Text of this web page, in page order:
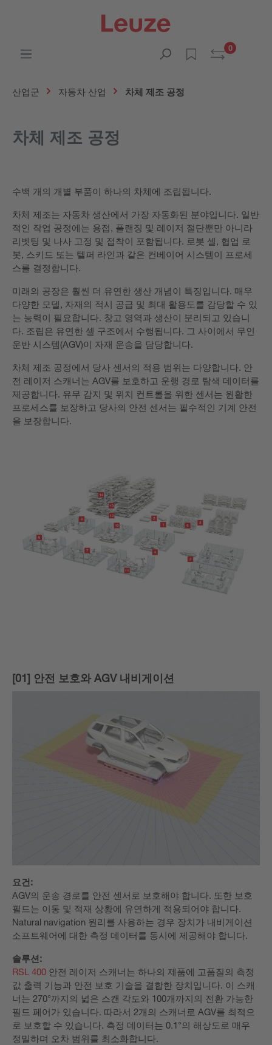
0
산업군 자동차 산업 차체 제조 공정
차체 제조 공정
수백 개의 개별 부품이 하나의 차체에 조립됩니다.
차체 제조는 자동차 생산에서 가장 자동화된 분야입니다. 일반
적인 작업 공정에는 용접, 플랜징 및 레이저 절단뿐만 아니라
리벳팅 및 나사 고정 및 접착이 포함됩니다. 로봇 셀, 협업 로
봇, 스키드 또는 텔퍼 라인과 같은 컨베이어 시스템이 프로세
스를 결정합니다.
미래의 공장은 훨씬 더 유연한 생산 개념이 특징입니다. 매우
다양한 모델, 자재의 적시 공급 및 최대 활용도를 감당할 수 있
는 능력이 필요합니다. 창고 영역과 생산이 분리되고 있습니
다. 조립은 유연한 셀 구조에서 수행됩니다. 그 사이에서 무인
운반 시스템(AGV)이 자재 운송을 담당합니다.
차체 제조 공정에서 당사 센서의 적용 범위는 다양합니다. 안
전 레이저 스캐너는 AGV를 보호하고 운행 경로 탐색 데이터를
제공합니다. 유무 감지 및 위치 컨트롤을 위한 센서는 원활한
프로세스를 보장하고 당사의 안전 센서는 필수적인 기계 안전
을 보장합니다.
[01] 안전 보호와 AGV 내비게이션
요건:
AGV의 운송 경로를 안전 센서로 보호해야 합니다. 또한 보호
필드는 이동 및 적재 상황에 유연하게 적용되어야 합니다.
Natural navigation 원리를 사용하는 경우 장치가 내비게이션
소프트웨어에 대한 측정 데이터를 동시에 제공해야 합니다.
솔루션:
RSL 400 안전 레이저 스캐너는 하나의 제품에 고품질의 측정
값 출력 기능과 안전 보호 기술을 결합한 장치입니다. 이 스캐
너는 270°까지의 넓은 스캔 각도와 100개까지의 전환 가능한
필드 페어가 있습니다. 따라서 2개의 스캐너로 AGV를 최적으
로 보호할 수 있습니다. 측정 데이터는 0.1°의 해상도로 매우
정밀하며 오차 범위를 최소화합니다.